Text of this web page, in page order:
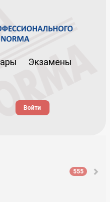
Экзамены
Войти
555